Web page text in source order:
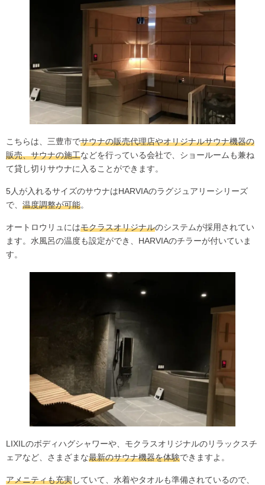
こちらは、三豊市でサウナの販売代理店やオリジナルサウナ機器の
販売、サウナの施工などを行っている会社で、ショールームも兼ね
て貸し切りサウナに入ることができます。
5人が入れるサイズのサウナはHARVIAのラグジュアリーシリーズ
で、 温度調整が可能。
オートロウリュにはモクラスオリジナルのシステムが採用されてい
ます。水風呂の温度も設定ができ、HARVIAのチラーが付いていま
す。
LIXILのボディハグシャワーや、モクラスオリジナルのリラックスチ
ェアなど、さまざまな最新のサウナ機器を体験できますよ。
アメニティも充実していて、水着やタオルも準備されているので、